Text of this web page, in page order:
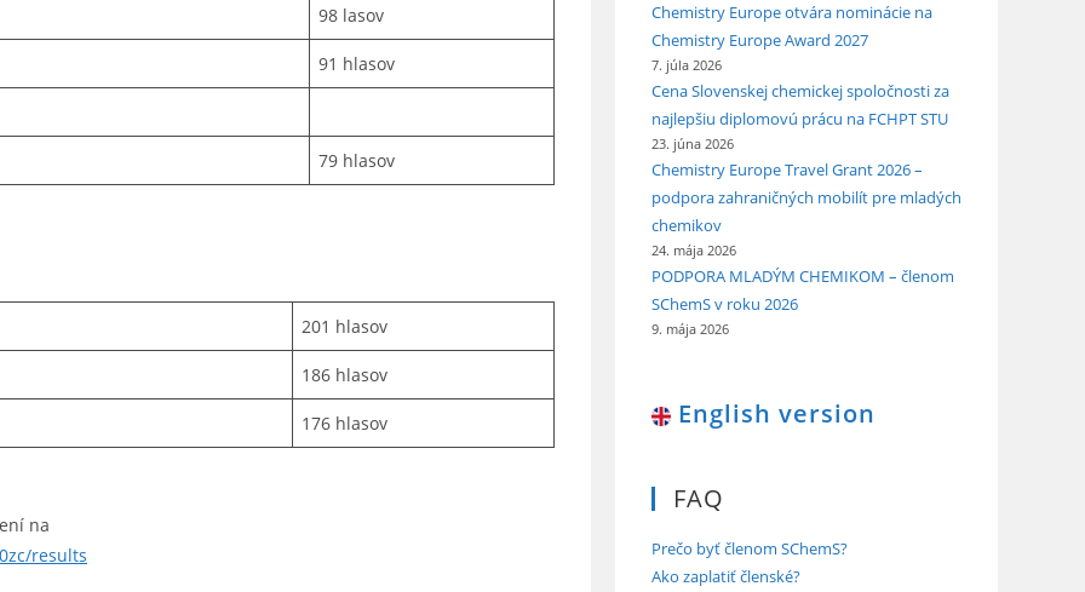
98 lasov
91 hlasov
79 hlasov
201 hlasov
186 hlasov
176 hlasov
na
results
Chemistry Europe otvára nominácie na
Chemistry Europe Award 2027
7. júla 2026
Cena Slovenskej chemickej spoločnosti za
najlepšiu diplomovú prácu na FCHPT STU
23. júna 2026
Chemistry Europe Travel Grant 2026 –
podpora zahraničných mobilít pre mladých
chemikov
24. mája 2026
PODPORA MLADÝM CHEMIKOM – členom
SChemS v roku 2026
9. mája 2026
English version
FAQ
Prečo byť členom SChemS?
Ako zaplatiť členské?